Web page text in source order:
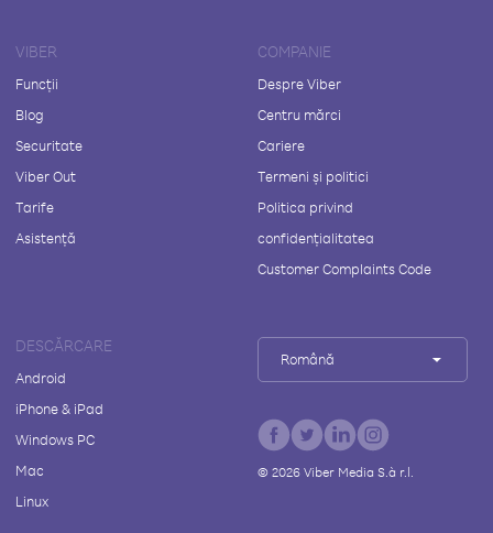
VIBER
Funcții
Blog
Securitate
Viber Out
Tarife
Asistență
COMPANIE
Despre Viber
Centru mărci
Cariere
Termeni și politici
Politica privind
confidențialitatea
Customer Complaints Code
DESCĂRCARE
Android
iPhone & iPad
Windows PC
Mac
Linux
Română
© 2026Viber Media S.à r.l.